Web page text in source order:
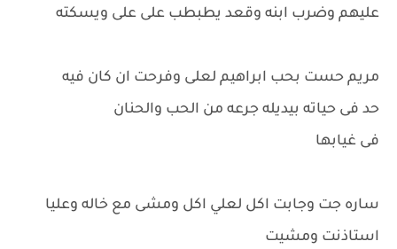
عليهم وضرب ابنه وقعد يطبطب على على ويسكته
مريم حست بحب ابراهيم لعلى وفرحت ان كان فيه
حد فى حياته بيديله جرعه من الحب والحنان
فى غيابها
ساره جت وجابت اكل لعلي اكل ومشى مع خاله وعليا
استاذنت ومشيت